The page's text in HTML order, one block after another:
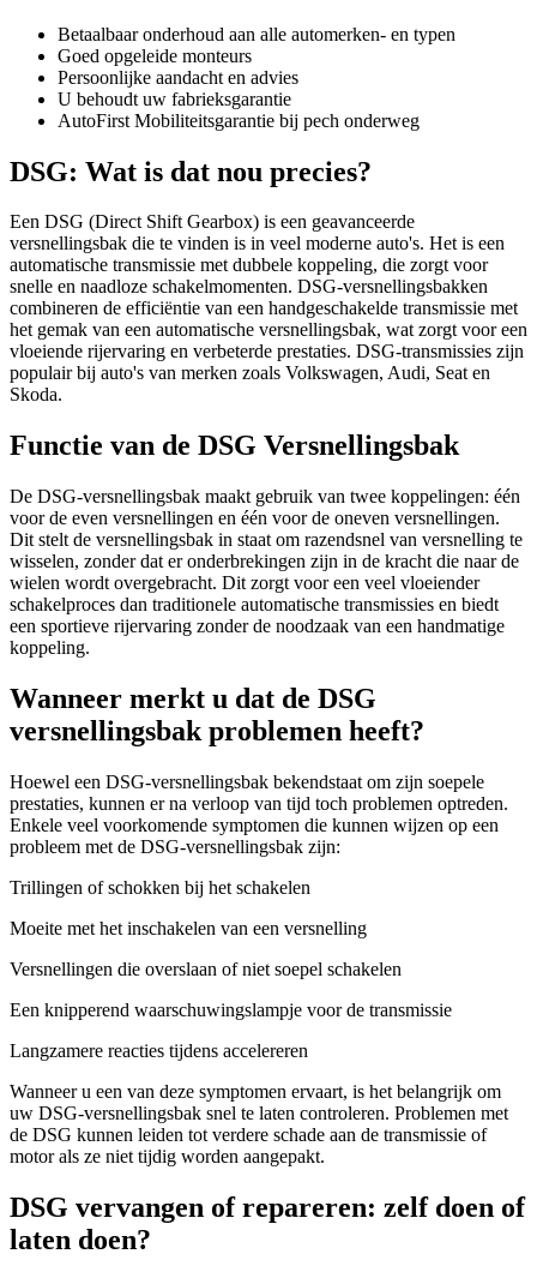
Betaalbaar onderhoud aan alle automerken- en typen
Goed opgeleide monteurs
Persoonlijke aandacht en advies
U behoudt uw fabrieksgarantie
AutoFirst Mobiliteitsgarantie bij pech onderweg
DSG: Wat is dat nou precies?
Een DSG (Direct Shift Gearbox) is een geavanceerde
versnellingsbak die te vinden is in veel moderne auto's. Het is een
automatische transmissie met dubbele koppeling, die zorgt voor
snelle en naadloze schakelmomenten. DSG-versnellingsbakken
combineren de efficiëntie van een handgeschakelde transmissie met
het gemak van een automatische versnellingsbak, wat zorgt voor een
vloeiende rijervaring en verbeterde prestaties. DSG-transmissies zijn
populair bij auto's van merken zoals Volkswagen, Audi, Seat en
Skoda.
Functie van de DSG Versnellingsbak
De DSG-versnellingsbak maakt gebruik van twee koppelingen: één
voor de even versnellingen en één voor de oneven versnellingen.
Dit stelt de versnellingsbak in staat om razendsnel van versnelling te
wisselen, zonder dat er onderbrekingen zijn in de kracht die naar de
wielen wordt overgebracht. Dit zorgt voor een veel vloeiender
schakelproces dan traditionele automatische transmissies en biedt
een sportieve rijervaring zonder de noodzaak van een handmatige
koppeling.
Wanneer merkt u dat de DSG
versnellingsbak problemen heeft?
Hoewel een DSG-versnellingsbak bekendstaat om zijn soepele
prestaties, kunnen er na verloop van tijd toch problemen optreden.
Enkele veel voorkomende symptomen die kunnen wijzen op een
probleem met de DSG-versnellingsbak zijn:
Trillingen of schokken bij het schakelen
Moeite met het inschakelen van een versnelling
Versnellingen die overslaan of niet soepel schakelen
Een knipperend waarschuwingslampje voor de transmissie
Langzamere reacties tijdens accelereren
Wanneer u een van deze symptomen ervaart, is het belangrijk om
uw DSG-versnellingsbak snel te laten controleren. Problemen met
de DSG kunnen leiden tot verdere schade aan de transmissie of
motor als ze niet tijdig worden aangepakt.
DSG vervangen of repareren: zelf doen of
laten doen?